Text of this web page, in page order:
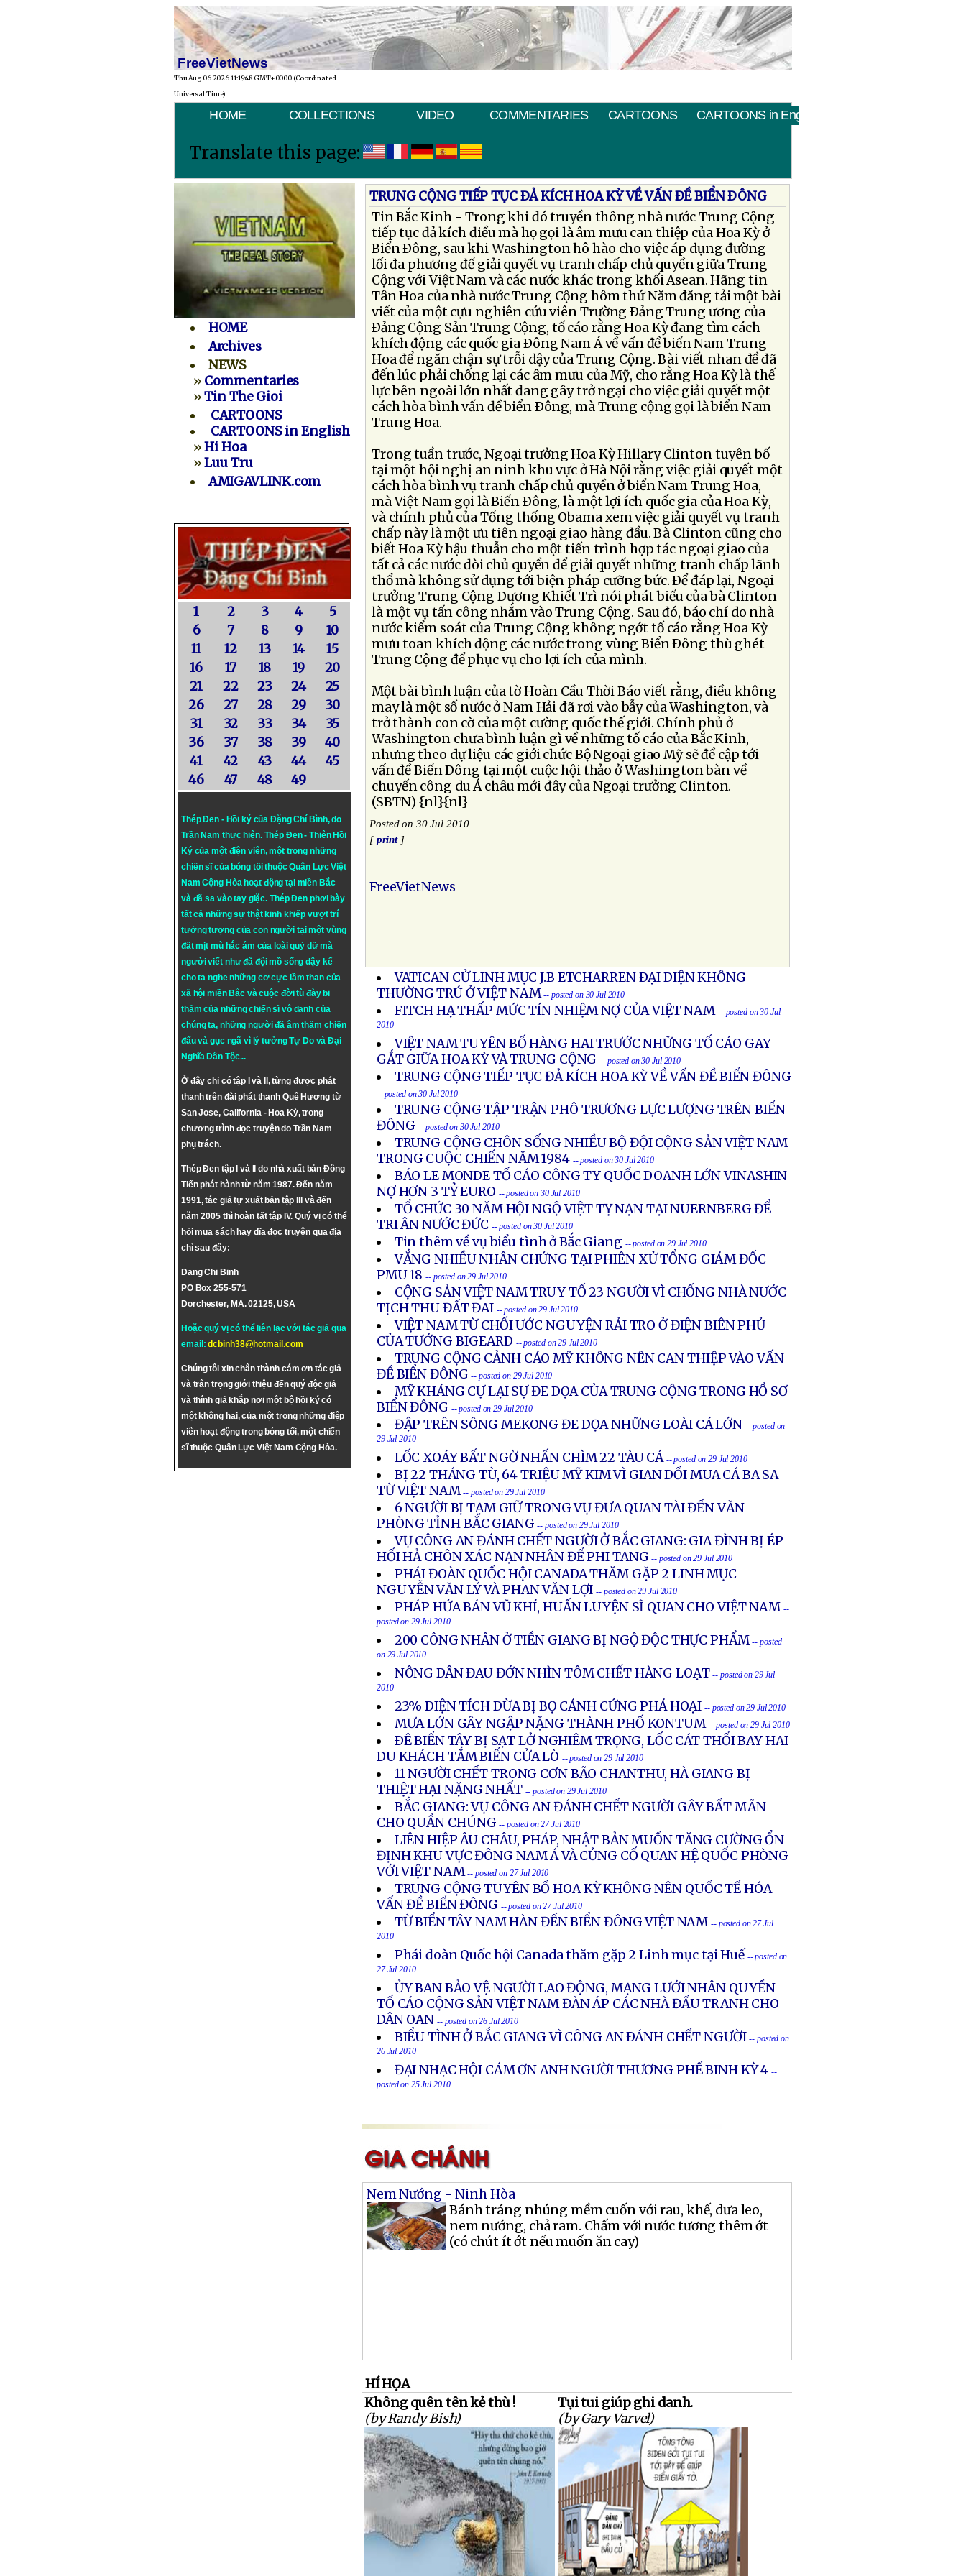
FreeVietNews
Thu Aug 06 2026 11:19:48 GMT+0000 (Coordinated
Universal Time)
HOME COLLECTIONS VIDEO COMMENTARIES CARTOONS CARTOONS in English
Translate this page:
HOME
Archives
NEWS
» Commentaries
»Tin The Gioi
CARTOONS
CARTOONS in English
»Hi Hoa
»Luu Tru
AMIGAVLINK.com
1 2 3 4
5
6
7 8 9
10
11
12 13 14
15
16
17 18 19
20
21
22 23 24
25
26
27 28 29
30
31
32 33 34
35
36
37 38 39
40
41
42 43 44
45
46
47 48 49
Thép Đen - Hồi ký của Đặng Chí Bình, do
Trần Nam thực hiện. Thép Đen- Thiên Hồi
Ký của một điện viên, một trong những
chiến sĩ của bóng tối thuộc Quân Lực Việt
Nam Cộng Hòa hoạt động tại miền Bắc
và đã sa vào tay giặc. Thép Đen phơi bày
tất cả những sự thật kinh khiếp vượt trí
tưởng tượng của con người tại một vùng
đất mịt mù hắc ám của loài quỷ dữ mà
người viết như đã đội mồ sống dậy kể
cho ta nghe những cơ cực lầm than của
xã hội miền Bắc và cuộc đời tù đày bi
thảm của những chiến sĩ vô danh của
chúng ta, những người đã âm thầm chiến
đấu và gục ngã vì lý tưởngTự DovàĐại
Nghĩa Dân Tộc...
Ở đây chỉ có tập I và II, từng được phát
thanh trên đài phát thanh Quê Hương từ
San Jose, California - Hoa Kỳ, trong
chương trình đọc truyện do Trần Nam
phụ trách.
Thép Đen tập I và II do nhà xuất bản Đông
Tiến phát hành từ năm 1987. Đến năm
1991, tác giả tự xuất bản tập III và đến
năm 2005 thì hoàn tất tập IV. Quý vị có thể
hỏi mua sách hay dĩa đọc truyện qua địa
chỉ sau đây:
Dang Chi Binh
PO Box 255-571
Dorchester, MA. 02125, USA
Hoặc quý vị có thể liên lạc với tác giả qua
email:dcbinh38@hotmail.com
Chúng tôi xin chân thành cám ơn tác giả
và trân trọng giới thiệu đến quý độc giả
và thính giả khắp nơi một bộ hồi ký có
một không hai, của một trong những điệp
viên hoạt động trong bóng tối, một chiến
sĩ thuộc Quân Lực Việt Nam Cộng Hòa.
TRUNG CỘNG TIẾP TỤC ÐẢ KÍCH HOA KỲ VỀ VẤN ÐỀ BIỂN ÐÔNG
Tin Bắc Kinh - Trong khi đó truyền thông nhà nước Trung Cộng
tiếp tục đả kích điều mà họ gọi là âm mưu can thiệp của Hoa Kỳ ở
Biển Ðông, sau khi Washington hô hào cho việc áp dụng đường
lối đa phương để giải quyết vụ tranh chấp chủ quyền giữa Trung
Cộng với Việt Nam và các nước khác trong khối Asean. Hãng tin
Tân Hoa của nhà nước Trung Cộng hôm thứ Năm đăng tải một bài
viết của một cựu nghiên cứu viên Trường Ðảng Trung ương của
Ðảng Cộng Sản Trung Cộng, tố cáo rằng Hoa Kỳ đang tìm cách
khích động các quốc gia Ðông Nam Á về vấn đề biển Nam Trung
Hoa để ngăn chận sự trỗi dậy của Trung Cộng. Bài viết nhan đề đã
đến lúc phải chống lại các âm mưu của Mỹ, cho rằng Hoa Kỳ là thế
lực bên ngoài lớn nhất đang gây trở ngại cho việc giải quyết một
cách hòa bình vấn đề biển Ðông, mà Trung cộng gọi là biển Nam
Trung Hoa.
Trong tuần trước, Ngoại trưởng Hoa Kỳ Hillary Clinton tuyên bố
tại một hội nghị an ninh khu vực ở Hà Nội rằng việc giải quyết một
cách hòa bình vụ tranh chấp chủ quyền ở biển Nam Trung Hoa,
mà Việt Nam gọi là Biển Ðông, là một lợi ích quốc gia của Hoa Kỳ,
và chính phủ của Tổng thống Obama xem việc giải quyết vụ tranh
chấp này là một ưu tiên ngoại giao hàng đầu. Bà Clinton cũng cho
biết Hoa Kỳ hậu thuẫn cho một tiến trình hợp tác ngoại giao của
tất cả các nước đòi chủ quyền để giải quyết những tranh chấp lãnh
thổ mà không sử dụng tới biện pháp cưỡng bức. Ðể đáp lại, Ngoại
trưởng Trung Cộng Dương Khiết Trì nói phát biểu của bà Clinton
là một vụ tấn công nhắm vào Trung Cộng. Sau đó, báo chí do nhà
nước kiểm soát của Trung Cộng không ngớt tố cáo rằng Hoa Kỳ
mưu toan khích động các nước trong vùng Biển Ðông thù ghét
Trung Cộng để phục vụ cho lợi ích của mình.
Một bài bình luận của tờ Hoàn Cầu Thời Báo viết rằng, điều không
may là một số nước ở Nam Hải đã rơi vào bẫy của Washington, và
trở thành con cờ của một cường quốc thế giới. Chính phủ ở
Washington chưa bình luận gì về những tố cáo của Bắc Kinh,
nhưng theo dự liệu các giới chức Bộ Ngoại giao Mỹ sẽ đề cập tới
vấn đề Biển Ðông tại một cuộc hội thảo ở Washington bàn về
chuyến công du Á châu mới đây của Ngoại trưởng Clinton.
(SBTN) {nl}{nl}
Posted on 30 Jul 2010
[print]
FreeVietNews
VATICAN CỬ LINH MỤC J.B ETCHARREN ÐẠI DIỆN KHÔNG
THƯỜNG TRÚ Ở VIỆT NAM -- posted on 30 Jul 2010
FITCH HẠ THẤP MỨC TÍN NHIỆM NỢ CỦA VIỆT NAM -- posted on 30 Jul
2010
VIỆT NAM TUYÊN BỐ HÀNG HAI TRƯỚC NHỮNG TỐ CÁO GAY
GẮT GIỮA HOA KỲ VÀ TRUNG CỘNG -- posted on 30 Jul 2010
TRUNG CỘNG TIẾP TỤC ĐẢ KÍCH HOA KỲ VỀ VẤN ĐỀ BIỂN ĐÔNG
-- posted on 30 Jul 2010
TRUNG CỘNG TẬP TRẬN PHÔ TRƯƠNG LỰC LƯỢNG TRÊN BIỂN
ĐÔNG -- posted on 30 Jul 2010
TRUNG CỘNG CHÔN SỐNG NHIỀU BỘ ĐỘI CỘNG SẢN VIỆT NAM
TRONG CUỘC CHIẾN NĂM 1984 -- posted on 30 Jul 2010
BÁO LE MONDE TỐ CÁO CÔNG TY QUỐC DOANH LỚN VINASHIN
NỢ HƠN 3 TỶ EURO -- posted on 30 Jul 2010
TỔ CHỨC 30 NĂM HỘI NGỘ VIỆT TỴ NẠN TẠI NUERNBERG ĐỂ
TRI ÂN NƯỚC ĐỨC -- posted on 30 Jul 2010
Tin thêm về vụ biểu tình ở Bắc Giang -- posted on 29 Jul 2010
VẮNG NHIỀU NHÂN CHỨNG TẠI PHIÊN XỬ TỔNG GIÁM ĐỐC
PMU 18 -- posted on 29 Jul 2010
CỘNG SẢN VIỆT NAM TRUY TỐ 23 NGƯỜI VÌ CHỐNG NHÀ NƯỚC
TỊCH THU ĐẤT ĐAI -- posted on 29 Jul 2010
VIỆT NAM TỪ CHỐI ƯỚC NGUYỆN RẢI TRO Ở ĐIỆN BIÊN PHỦ
CỦA TƯỚNG BIGEARD -- posted on 29 Jul 2010
TRUNG CỘNG CẢNH CÁO MỸ KHÔNG NÊN CAN THIỆP VÀO VẤN
ĐỀ BIỂN ĐÔNG-- posted on 29 Jul 2010
MỸ KHÁNG CỰ LẠI SỰ ĐE DỌA CỦA TRUNG CỘNG TRONG HỒ SƠ
BIỂN ĐÔNG -- posted on 29 Jul 2010
ĐẬP TRÊN SÔNG MEKONG ĐE DỌA NHỮNG LOÀI CÁ LỚN -- posted on
29 Jul 2010
LỐC XOÁY BẤT NGỜ NHẤN CHÌM 22 TÀU CÁ -- posted on 29 Jul 2010
BỊ 22 THÁNG TÙ, 64 TRIỆU MỸ KIM VÌ GIAN DỐI MUA CÁ BA SA
TỪ VIỆT NAM-- posted on 29 Jul 2010
6 NGƯỜI BỊ TẠM GIỮ TRONG VỤ ĐƯA QUAN TÀI ĐẾN VĂN
PHÒNG TỈNH BẮC GIANG -- posted on 29 Jul 2010
VỤ CÔNG AN ĐÁNH CHẾT NGƯỜI Ở BẮC GIANG: GIA ĐÌNH BỊ ÉP
HỐI HẢ CHÔN XÁC NẠN NHÂN ĐỂ PHI TANG-- posted on 29 Jul 2010
PHÁI ĐOÀN QUỐC HỘI CANADA THĂM GẶP 2 LINH MỤC
NGUYỄN VĂN LÝ VÀ PHAN VĂN LỢI -- posted on 29 Jul 2010
PHÁP HỨA BÁN VŨ KHÍ, HUẤN LUYỆN SĨ QUAN CHO VIỆT NAM --
posted on 29 Jul 2010
200 CÔNG NHÂN Ở TIỀN GIANG BỊ NGỘ ĐỘC THỰC PHẨM -- posted
on 29 Jul 2010
NÔNG DÂN ĐAU ĐỚN NHÌN TÔM CHẾT HÀNG LOẠT-- posted on 29 Jul
2010
23% DIỆN TÍCH DỪA BỊ BỌ CÁNH CỨNG PHÁ HOẠI-- posted on 29 Jul 2010
MƯA LỚN GÂY NGẬP NẶNG THÀNH PHỐ KONTUM -- posted on 29 Jul 2010
ÐÊ BIỂN TÂY BỊ SẠT LỞ NGHIÊM TRỌNG, LỐC CÁT THỔI BAY HAI
DU KHÁCH TẮM BIỂN CỬA LÒ -- posted on 29 Jul 2010
11 NGƯỜI CHẾT TRONG CƠN BÃO CHANTHU, HÀ GIANG BỊ
THIỆT HẠI NẶNG NHẤT -- posted on 29 Jul 2010
BẮC GIANG: VỤ CÔNG AN ĐÁNH CHẾT NGƯỜI GÂY BẤT MÃN
CHO QUẦN CHÚNG -- posted on 27 Jul 2010
LIÊN HIỆP ÂU CHÂU, PHÁP, NHẬT BẢN MUỐN TĂNG CƯỜNG ỔN
ĐỊNH KHU VỰC ĐÔNG NAM Á VÀ CỦNG CỐ QUAN HỆ QUỐC PHÒNG
VỚI VIỆT NAM -- posted on 27 Jul 2010
TRUNG CỘNG TUYÊN BỐ HOA KỲ KHÔNG NÊN QUỐC TẾ HÓA
VẤN ĐỀ BIỂN ĐÔNG -- posted on 27 Jul 2010
TỪ BIỂN TÂY NAM HÀN ĐẾN BIỂN ĐÔNG VIỆT NAM -- posted on 27 Jul
2010
Phái đoàn Quốc hội Canada thăm gặp 2 Linh mục tại Huế -- posted on
27 Jul 2010
ỦY BAN BẢO VỆ NGƯỜI LAO ĐỘNG, MẠNG LƯỚI NHÂN QUYỀN
TỐ CÁO CỘNG SẢN VIỆT NAM ĐÀN ÁP CÁC NHÀ ĐẤU TRANH CHO
DÂN OAN -- posted on 26 Jul 2010
BIỂU TÌNH Ở BẮC GIANG VÌ CÔNG AN ÐÁNH CHẾT NGƯỜI -- posted on
26 Jul 2010
ĐẠI NHẠC HỘI CÁM ƠN ANH NGƯỜI THƯƠNG PHẾ BINH KỲ 4 --
posted on 25 Jul 2010
Nem Nướng - Ninh Hòa
Bánh tráng nhúng mềm cuốn với rau, khế, dưa leo,
nem nướng, chả ram. Chấm với nước tương thêm ớt
(có chút ít ớt nếu muốn ăn cay)
HÍ HỌA
Không quên tên kẻ thù !
(by Randy Bish)
Tụi tui giúp ghi danh.
(by Gary Varvel)